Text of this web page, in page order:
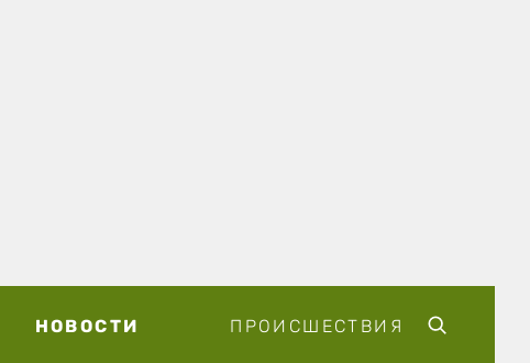
НОВОСТИ ПРОИСШЕСТВИЯ